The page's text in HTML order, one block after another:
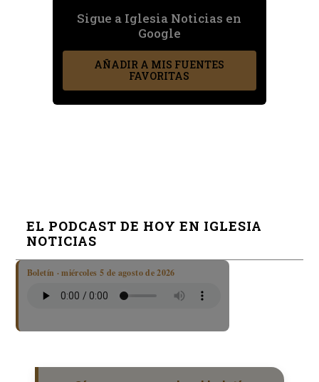
Sigue a Iglesia Noticias en
Google
AÑADIR A MIS FUENTES
FAVORITAS
EL PODCAST DE HOY EN IGLESIA
NOTICIAS
Boletín · miércoles 5 de agosto de 2026